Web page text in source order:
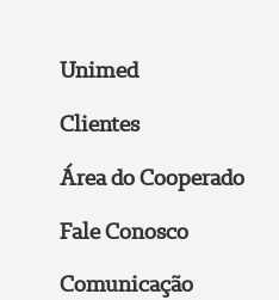
Unimed
Clientes
Área do Cooperado
Fale Conosco
Comunicação